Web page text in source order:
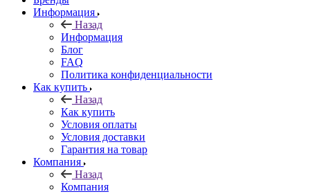
Информация
Назад
Информация
Блог
FAQ
Политика конфиденциальности
Как купить
Назад
Как купить
Условия оплаты
Условия доставки
Гарантия на товар
Компания
Назад
Компания